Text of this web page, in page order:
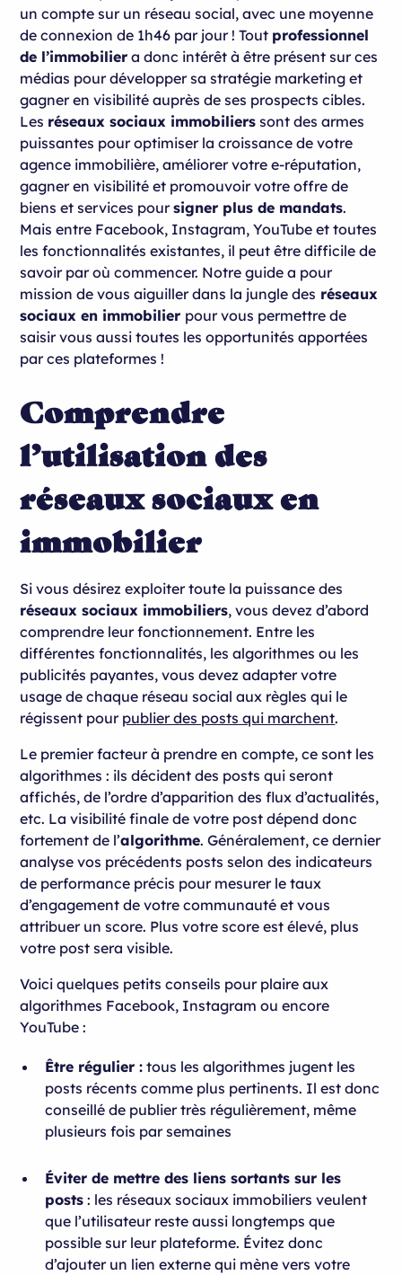
Instagram, le challenger
YouTube, l'efficace
LinkedIn, le sous-estimé
un compte sur un réseau social, avec une moyenne
de connexion de 1h46 par jour ! Tout professionnel
de l’immobilier a donc intérêt à être présent sur ces
médias pour développer sa stratégie marketing et
gagner en visibilité auprès de ses prospects cibles.
Les réseaux sociaux immobiliers sont des armes
puissantes pour optimiser la croissance de votre
agence immobilière, améliorer votre e-réputation,
gagner en visibilité et promouvoir votre offre de
biens et services poursigner plus de mandats.
Mais entre Facebook, Instagram, YouTube et toutes
les fonctionnalités existantes, il peut être difficile de
savoir par où commencer. Notre guide a pour
mission de vous aiguiller dans la jungle des réseaux
sociaux en immobilier pour vous permettre de
saisir vous aussi toutes les opportunités apportées
par ces plateformes !
Comprendre
l’utilisation des
réseaux sociaux en
immobilier
Si vous désirez exploiter toute la puissance des
réseaux sociaux immobiliers, vous devez d’abord
comprendre leur fonctionnement. Entre les
différentes fonctionnalités, les algorithmes ou les
publicités payantes, vous devez adapter votre
usage de chaque réseau social aux règles qui le
régissent pour publier des posts qui marchent.
Le premier facteur à prendre en compte, ce sont les
algorithmes : ils décident des posts qui seront
affichés, de l’ordre d’apparition des flux d’actualités,
etc. La visibilité finale de votre post dépend donc
fortement de l’algorithme. Généralement, ce dernier
analyse vos précédents posts selon des indicateurs
de performance précis pour mesurer le taux
d’engagement de votre communauté et vous
attribuer un score. Plus votre score est élevé, plus
votre post sera visible.
Voici quelques petits conseils pour plaire aux
algorithmes Facebook, Instagram ou encore
YouTube :
Être régulier : tous les algorithmes jugent les
posts récents comme plus pertinents. Il est donc
conseillé de publier très régulièrement, même
plusieurs fois par semaines
Éviter de mettre des liens sortants sur les
posts : les réseaux sociaux immobiliers veulent
que l’utilisateur reste aussi longtemps que
possible sur leur plateforme. Évitez donc
d’ajouter un lien externe qui mène vers votre